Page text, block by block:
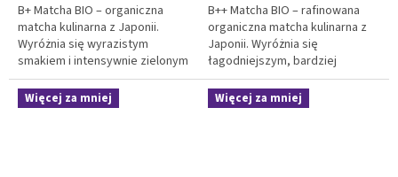
B+ Matcha BIO – organiczna
matcha kulinarna z Japonii.
Wyróżnia się wyrazistym
smakiem i intensywnie zielonym
kolorem. Idealna do smoothie,
pieczenia, lodów i zastosowań
gastronomicznych.
B++ Matcha BIO – rafinowana
organiczna matcha kulinarna z
Japonii. Wyróżnia się
łagodniejszym, bardziej
zrównoważonym smakiem w
porównaniu z B+ i pięknym
zielonym kolorem. Idealna do
Więcej za mniej Więcej za mniej